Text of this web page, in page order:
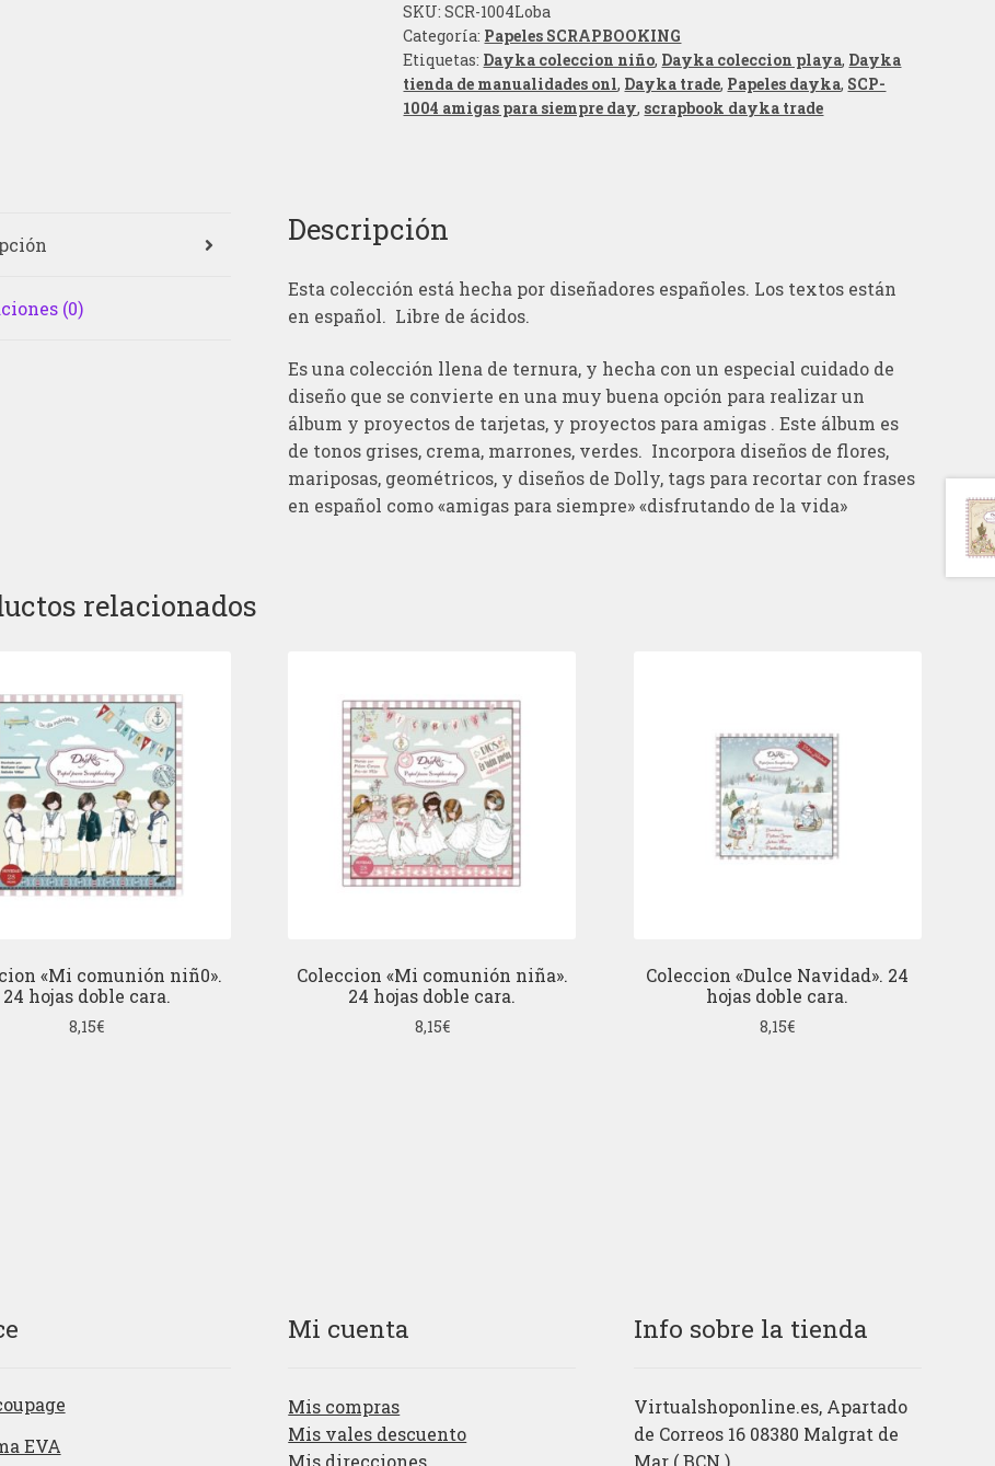
SKU:SCR-1004Loba
Categoría: Papeles SCRAPBOOKING
Etiquetas: Dayka coleccion niño, Dayka coleccion playa, Dayka
tienda de manualidades onl, Dayka trade, Papeles dayka, SCP-
1004 amigas para siempre day, scrapbook dayka trade
(0)
Descripción
Esta colección está hecha por diseñadores españoles. Los textos están
en español. Libre de ácidos.
Es una colección llena de ternura, y hecha con un especial cuidado de
diseño que se convierte en una muy buena opción para realizar un
álbum y proyectos de tarjetas, y proyectos para amigas . Este álbum es
de tonos grises, crema, marrones, verdes. Incorpora diseños de flores,
mariposas, geométricos, y diseños de Dolly, tags para recortar con frases
en español como «amigas para siempre» «disfrutando de la vida»
relacionados
«Mi comunión niñ0».
24 hojas doble cara.
8,15€
Coleccion «Mi comunión niña».
24 hojas doble cara.
8,15€
Coleccion «Dulce Navidad». 24
hojas doble cara.
8,15€
EVA
Mi cuenta
Mis compras
Mis vales descuento
Info sobre la tienda
Virtualshoponline.es, Apartado
de Correos 16 08380 Malgrat de